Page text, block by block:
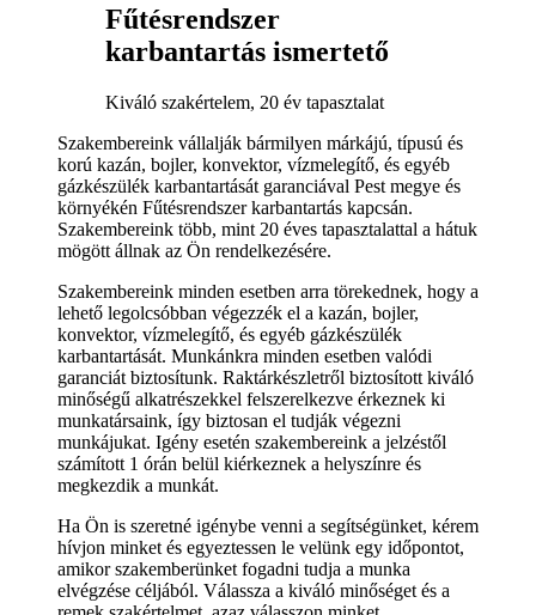
Fűtésrendszer
karbantartás ismertető
Kiváló szakértelem, 20 év tapasztalat
Szakembereink vállalják bármilyen márkájú, típusú és
korú kazán, bojler, konvektor, vízmelegítő, és egyéb
gázkészülék karbantartását garanciával Pest megye és
környékén Fűtésrendszer karbantartás kapcsán.
Szakembereink több, mint 20 éves tapasztalattal a hátuk
mögött állnak az Ön rendelkezésére.
Szakembereink minden esetben arra törekednek, hogy a
lehető legolcsóbban végezzék el a kazán, bojler,
konvektor, vízmelegítő, és egyéb gázkészülék
karbantartását. Munkánkra minden esetben valódi
garanciát biztosítunk. Raktárkészletről biztosított kiváló
minőségű alkatrészekkel felszerelkezve érkeznek ki
munkatársaink, így biztosan el tudják végezni
munkájukat. Igény esetén szakembereink a jelzéstől
számított 1 órán belül kiérkeznek a helyszínre és
megkezdik a munkát.
Ha Ön is szeretné igénybe venni a segítségünket, kérem
hívjon minket és egyeztessen le velünk egy időpontot,
amikor szakemberünket fogadni tudja a munka
elvégzése céljából. Válassza a kiváló minőséget és a